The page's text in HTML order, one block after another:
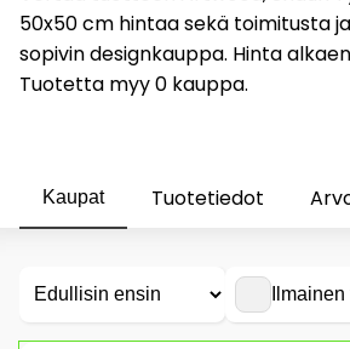
50x50 cm hintaa sekä toimitusta
sopivin designkauppa. Hinta alkaen
Tuotetta myy 0 kauppa.
Kaupat Tuotetiedot